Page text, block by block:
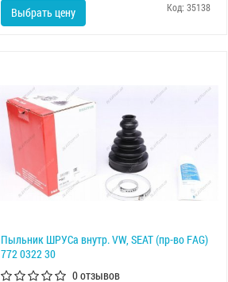
Выбрать цену Код: 35138
Пыльник ШРУСа внутр. VW, SEAT (пр-во FAG)
772 0322 30
0 отзывов